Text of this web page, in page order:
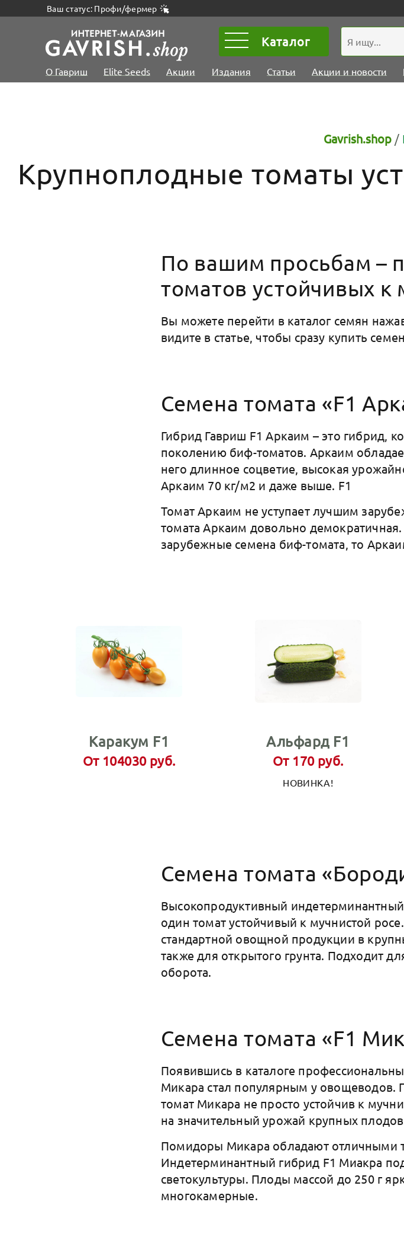
Ваш статус: Профи/фермер
Каталог
О Гавриш Elite Seeds Акции Издания Статьи Акции и новости
Gavrish.shop /
Крупноплодные томаты
По вашим просьбам –
томатов устойчивых к
Вы можете перейти в каталог семян
видите в статье, чтобы сразу купить
Семена томата «F1
Гибрид Гавриш F1 Аркаим – это гибрид,
поколению биф-томатов. Аркаим
него длинное соцветие, высокая
Аркаим 70 кг/м2 и даже выше. F1
Томат Аркаим не уступает лучшим
томата Аркаим довольно
зарубежные семена биф-томата, то
Каракум F1
От 104030 руб.
Альфард F1
От 170 руб.
НОВИНКА!
Семена томата
Высокопродуктивный
один томат устойчивый к мучнистой
стандартной овощной продукции в
также для открытого грунта. Подходит
оборота.
Семена томата «F1
Появившись в каталоге
Микара стал популярным у овощеводов.
томат Микара не просто устойчив к
на значительный урожай крупных
Помидоры Микара обладают отличными
Индетерминантный гибрид F1 Миакра
светокультуры. Плоды массой до 250 г
многокамерные.